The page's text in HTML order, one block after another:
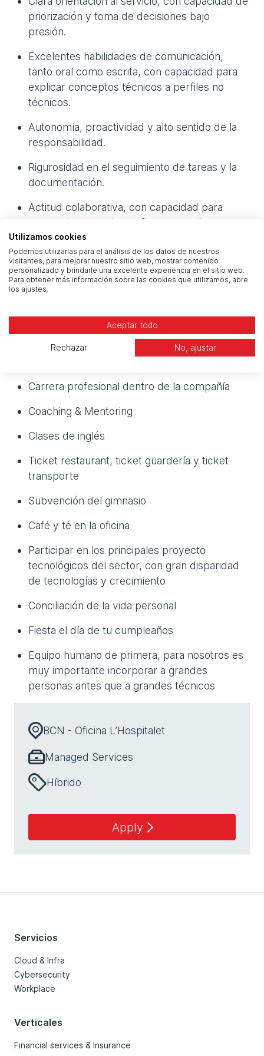
priorización y toma de decisiones bajo
presión.
Excelentes habilidades de comunicación,
tanto oral como escrita, con capacidad para
explicar conceptos técnicos a perfiles no
técnicos.
Autonomía, proactividad y alto sentido de la
responsabilidad.
Rigurosidad en el seguimiento de tareas y la
documentación.
Actitud colaborativa, con capacidad para
crear relaciones de confianza con clientes y
equipos internos.
Empatía y habilidades pedagógicas para la
formación de compañeros/as.
Modelo híbrido de teletrabajo (2-3/3-2)
Carrera profesional dentro de la compañía
Coaching & Mentoring
Clases de inglés
Ticket restaurant, ticket guardería y ticket
transporte
Subvención del gimnasio
Café y té en la oficina
Participar en los principales proyecto
tecnológicos del sector, con gran disparidad
de tecnologías y crecimiento
Conciliación de la vida personal
Fiesta el día de tu cumpleaños
Equipo humano de primera, para nosotros es
muy importante incorporar a grandes
personas antes que a grandes técnicos
BCN - Oficina L’Hospitalet
Managed Services
Híbrido
Apply
Servicios
Cloud & Infra
Cybersecurity
Workplace
Verticales
Financial services & Insurance
Utilizamos cookies
Podemos utilizarlas para el análisis de los datos de nuestros
visitantes, para mejorar nuestro sitio web, mostrar contenido
personalizado y brindarle una excelente experiencia en el sitio web.
Para obtener más información sobre las cookies que utilizamos, abre
los ajustes.
Aceptar todo
Rechazar No, ajustar